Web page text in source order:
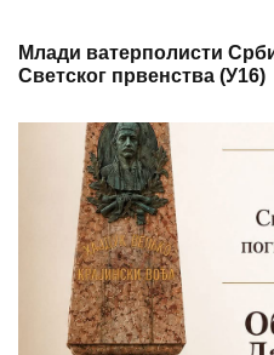
Млади ватерполисти
Светског првенства (У16)